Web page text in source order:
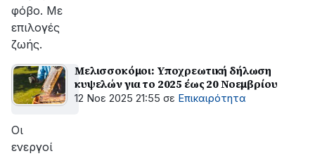
φόβο. Με
επιλογές
ζωής.
Μελισσοκόμοι: Υποχρεωτική δήλωση
κυψελών για το 2025 έως 20 Νοεμβρίου
12 Νοε 2025 21:55 σε Επικαιρότητα
Οι
ενεργοί